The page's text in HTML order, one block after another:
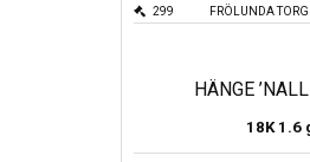
FRÖLUNDA TORG
299
HÄNGE
18K 1.6